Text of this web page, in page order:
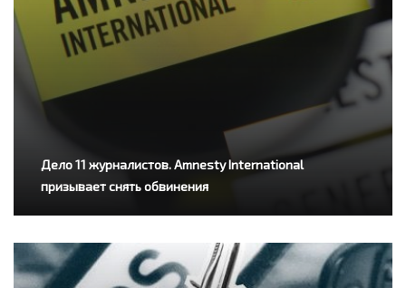
Дело 11 журналистов. Amnesty International
призывает снять обвинения